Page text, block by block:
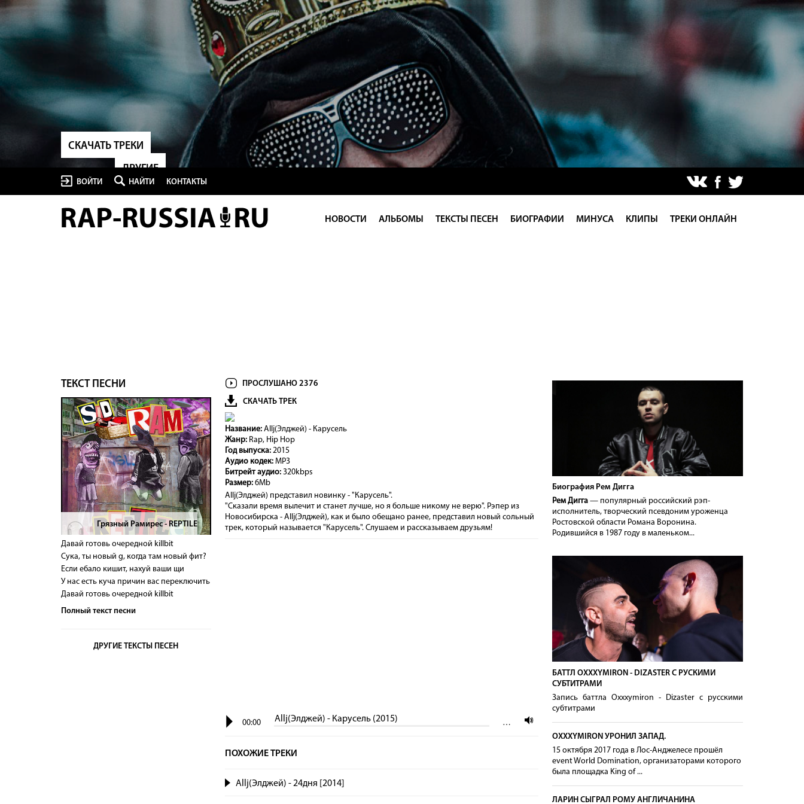
ВОЙТИ НАЙТИ КОНТАКТЫ
НОВОСТИ АЛЬБОМЫ ТЕКСТЫ ПЕСЕН БИОГРАФИИ МИНУСА КЛИПЫ ТРЕКИ ОНЛАЙН
СКАЧАТЬ ТРЕКИ
ДРУГИЕ
ТЕКСТ ПЕСНИ
> Грязный Рамирес - REPTILE
Давай готовь очередной killbit
Сука, ты новый g, когда там новый фит?
Если ебало кишит, нахуй ваши щи
У нас есть куча причин вас переключить
Давай готовь очередной killbit
Полный текст песни
ДРУГИЕ ТЕКСТЫ ПЕСЕН
ПРОСЛУШАНО 2376
СКАЧАТЬ ТРЕК
Название:Allj(Элджей) - Карусель
Жанр:Rap, Hip Hop
Год выпуска: 2015
Аудио кодек:MP3
Битрейт аудио:320kbps
Размер:6Мb
Allj(Элджей) представил новинку - "Карусель".
"Сказали время вылечит и станет лучше, но я больше никому не верю". Рэпер из
Новосибирска - Allj(Элджей), как и было обещано ранее, представил новый сольный
трек, который называется "Карусель". Слушаем и рассказываем друзьям!
Allj(Элджей) - Карусель (2015)
00:00 …
ПОХОЖИЕ ТРЕКИ
Allj(Элджей) - 24дня [2014]
Биография Рем Дигга
Рем Дигга— популярный российский рэп-
исполнитель, творческий псевдоним уроженца
Ростовской области Романа Воронина.
Родившийся в 1987 году в маленьком...
БАТТЛ OXXXYMIRON - DIZASTER С РУСКИМИ
СУБТИТРАМИ
Запись баттла Oxxxymiron - Dizaster с русскими
субтитрами
OXXXYMIRON УРОНИЛ ЗАПАД.
15 октября 2017 года в Лос-Анджелесе прошёл
event World Domination, организаторами которого
была площадка King of ...
ЛАРИН СЫГРАЛ РОМУ АНГЛИЧАНИНА